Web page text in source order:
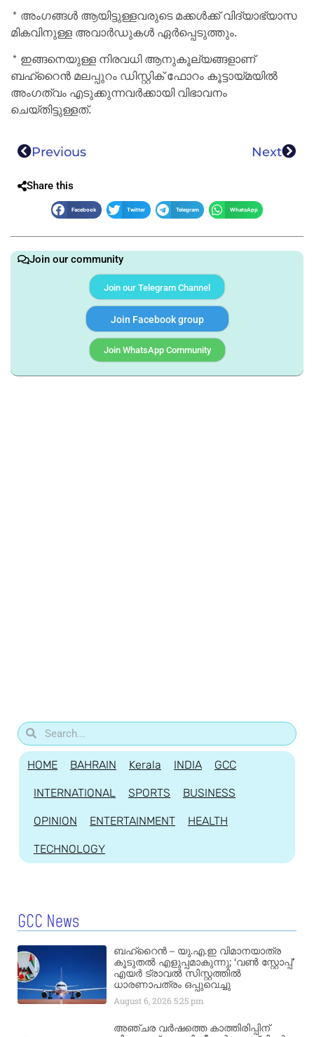
* അംഗങ്ങള്‍ ആയിട്ടുള്ളവരുടെ മക്കള്‍ക്ക് വിദ്യാഭ്യാസ
മികവിനുള്ള അവാര്‍ഡുകള്‍ ഏര്‍പ്പെടുത്തും.
* ഇങ്ങനെയുള്ള നിരവധി ആനുകൂല്യങ്ങളാണ്
ബഹ്‌റൈന്‍ മലപ്പുറം ഡിസ്റ്റിക് ഫോറം കൂട്ടായ്മയില്‍
അംഗത്വം എടുക്കുന്നവര്‍ക്കായി വിഭാവനം
ചെയ്തിട്ടുള്ളത്.
Previous Next
Share this
Facebook Twitter Telegram WhatsApp
Join our community
Join our Telegram Channel
Join Facebook group
Join WhatsApp Community
HOME BAHRAIN Kerala INDIA GCC
INTERNATIONAL SPORTS BUSINESS
OPINION ENTERTAINMENT HEALTH
TECHNOLOGY
GCC News
ബഹ്‌റൈൻ – യു.എ.ഇ വിമാനയാത്ര
കൂടുതൽ എളുപ്പമാകുന്നു; ‘വൺ സ്റ്റോപ്പ്’
എയർ ട്രാവൽ സിസ്റ്റത്തിൽ
ധാരണാപത്രം ഒപ്പുവെച്ചു
August 6, 20265:25 pm
അഞ്ചര വർഷത്തെ കാത്തിരിപ്പിന്